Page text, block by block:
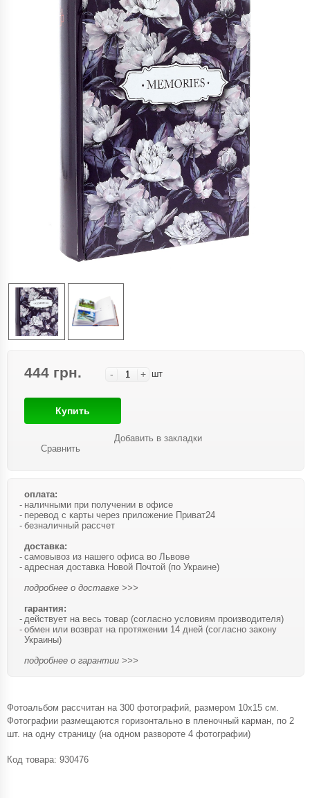
444 грн. - + шт
Купить
Сравнить
Добавить в закладки
оплата:
наличными при получении в офисе
перевод с карты через приложение Приват24
безналичный рассчет
доставка:
самовывоз из нашего офиса во Львове
адресная доставка Новой Почтой (по Украине)
подробнее о доставке >>>
гарантия:
действует на весь товар (согласно условиям производителя)
обмен или возврат на протяжении 14 дней (согласно закону
Украины)
подробнее о гарантии >>>
Фотоальбом рассчитан на 300 фотографий, размером 10х15 см.
Фотографии размещаются горизонтально в пленочный карман, по 2
шт. на одну страницу (на одном развороте 4 фотографии)
Код товара: 930476